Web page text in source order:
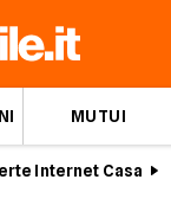
MUTUI
Internet Casa